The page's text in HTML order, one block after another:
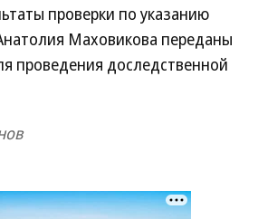
проверки по указанию
Маховикова переданы
проведения доследственной